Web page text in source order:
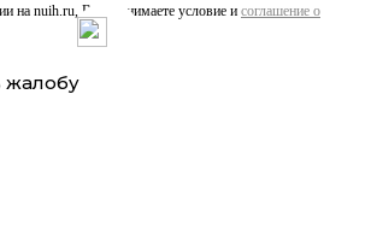
на nuih.ru, Вы принимаете условие и соглашение о
жалобу